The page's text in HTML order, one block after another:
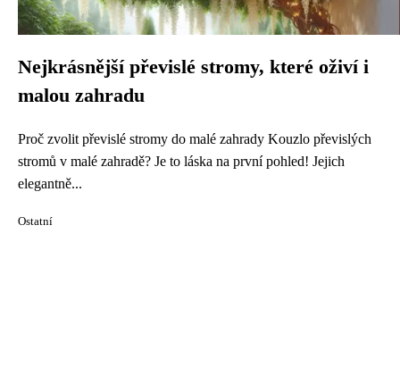
Nejkrásnější převislé stromy, které oživí i
malou zahradu
Proč zvolit převislé stromy do malé zahrady Kouzlo převislých
stromů v malé zahradě? Je to láska na první pohled! Jejich
elegantně...
Ostatní